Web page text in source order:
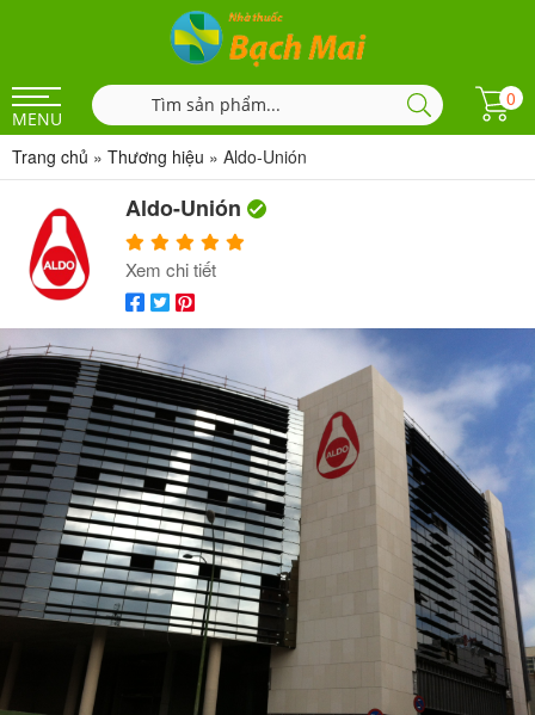
MENU
0
Trang chủ » Thương hiệu » Aldo-Unión
Aldo-Unión
Xem chi tiết